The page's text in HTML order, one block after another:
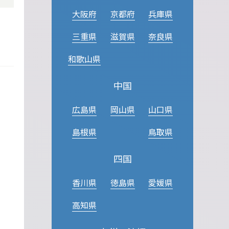
大阪府 京都府
兵庫県
三重県
滋賀県
奈良県
和歌山県
中国
広島県 岡山県
山口県
島根県
鳥取県
四国
香川県 徳島県
愛媛県
高知県